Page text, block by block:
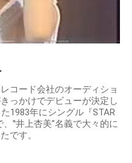
コード会社のオーディショ
っかけでデビューが決定し
1983年にシングル『STAR
‟井上杏美”名義で大々的に
です。